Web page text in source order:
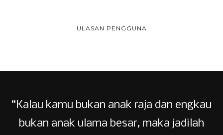
ULASAN PENGGUNA
“Kalau kamu bukan anak raja dan engkau
bukan anak ulama besar, maka jadilah